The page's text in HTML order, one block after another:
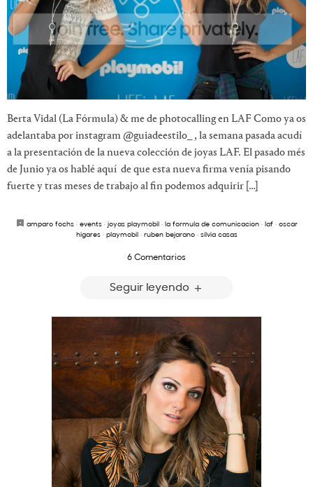
Berta Vidal (La Fórmula) & me de photocalling en LAF Como ya os
adelantaba por instagram @guiadeestilo_ , la semana pasada acudí
a la presentación de la nueva colección de joyas LAF. El pasado més
de Junio ya os hablé aquí de que esta nueva firma venía pisando
fuerte y tras meses de trabajo al fin podemos adquirir […]
amparo fochs· events· joyas playmobil· la formula de comunicacion· laf· oscar
higares· playmobil· ruben bejarano· silvia casas
6 Comentarios
Seguir leyendo